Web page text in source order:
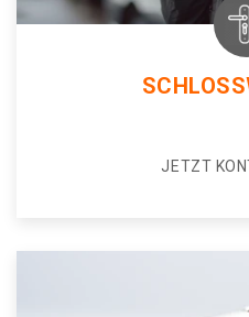
JETZT